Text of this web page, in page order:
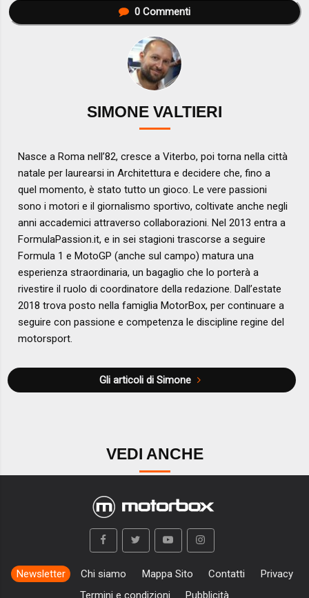
0Commenti
SIMONE VALTIERI
Nasce a Roma nell’82, cresce a Viterbo, poi torna nella città
natale per laurearsi in Architettura e decidere che, fino a
quel momento, è stato tutto un gioco. Le vere passioni
sono i motori e il giornalismo sportivo, coltivate anche negli
anni accademici attraverso collaborazioni. Nel 2013 entra a
FormulaPassion.it, e in sei stagioni trascorse a seguire
Formula 1 e MotoGP (anche sul campo) matura una
esperienza straordinaria, un bagaglio che lo porterà a
rivestire il ruolo di coordinatore della redazione. Dall’estate
2018 trova posto nella famiglia MotorBox, per continuare a
seguire con passione e competenza le discipline regine del
motorsport.
Gli articoli di Simone
VEDI ANCHE
Newsletter Chi siamo Mappa Sito Contatti
Privacy
Termini e condizioni
Pubblicità